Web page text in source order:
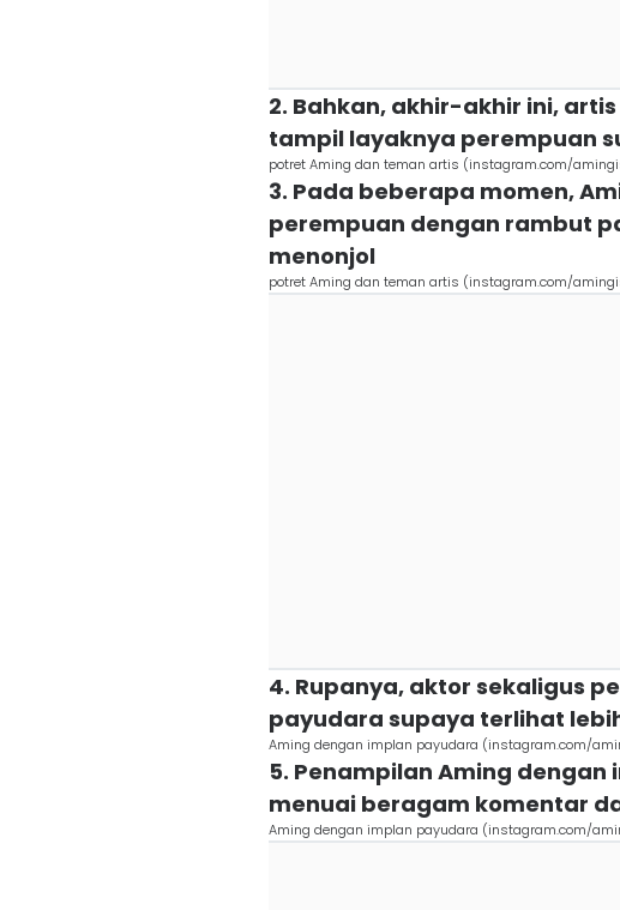
2. Bahkan, akhir-akhir ini,
tampil layaknya perempuan
potret Aming dan teman artis (instagram.com/
3. Pada beberapa momen,
perempuan dengan rambut
menonjol
potret Aming dan teman artis (instagram.com/
4. Rupanya, aktor sekaligus
payudara supaya terlihat
Aming dengan implan payudara (instagram.com/
5. Penampilan Aming
menuai beragam komentar
Aming dengan implan payudara (instagram.com/